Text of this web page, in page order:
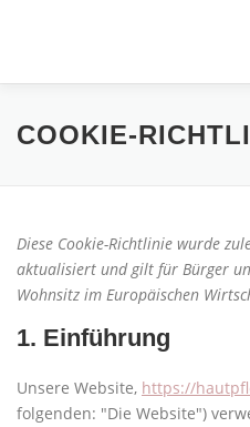
STARTSEITE GALERIE
COOKIE-
Diese Cookie-Richtlinie wurde
aktualisiert und gilt für Bürger
Wohnsitz im Europäischen
1. Einführung
Unsere Website, https://
folgenden: "Die Website")